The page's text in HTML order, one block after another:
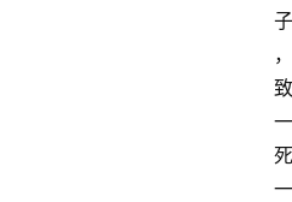
子
，
致
一
死
一